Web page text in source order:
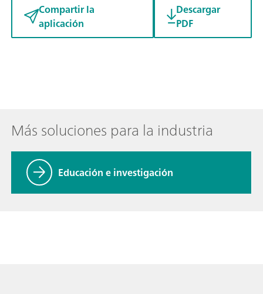
Compartir la
aplicación
Descargar
PDF
Más soluciones para la industria
Educación e investigación